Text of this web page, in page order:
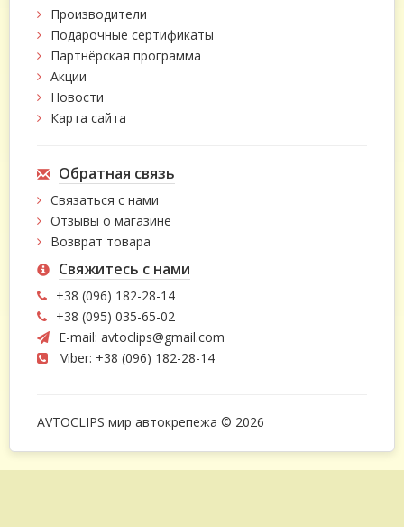
Производители
Подарочные сертификаты
Партнёрская программа
Акции
Новости
Карта сайта
Обратная связь
Связаться с нами
Отзывы о магазине
Возврат товара
Свяжитесь с нами
+38 (096) 182-28-14
+38 (095) 035-65-02
E-mail: avtoclips@gmail.com
Viber: +38 (096) 182-28-14
AVTOCLIPS мир автокрепежа © 2026